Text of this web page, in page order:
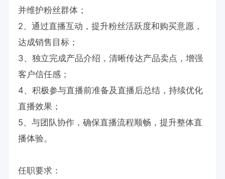
并维护粉丝群体；
2、通过直播互动，提升粉丝活跃度和购买意愿，
达成销售目标；
3、独立完成产品介绍，清晰传达产品卖点，增强
客户信任感；
4、积极参与直播前准备及直播后总结，持续优化
直播效果；
5、与团队协作，确保直播流程顺畅，提升整体直
播体验。
任职要求：